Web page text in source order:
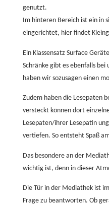
genutzt.
Im hinteren Bereich ist ein in
eingerichtet, hier findet
Ein Klassensatz Surface
Schränke gibt es ebenfalls
haben wir sozusagen einen
Zudem haben die Lesepaten
versteckt können dort
Lesepaten/ihrer Lesepatin
vertiefen. So entsteht Spaß
Das besondere an der
wichtig ist, denn in dieser
Die Tür in der Mediathek ist
Frage zu beantworten. Ob